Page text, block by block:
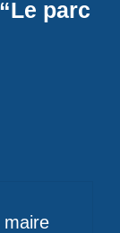
parc
maire